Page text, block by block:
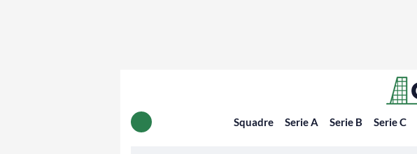
Squadre Serie A Serie B Serie C